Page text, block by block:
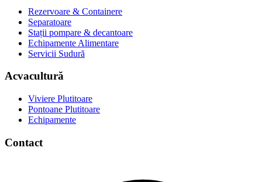
Rezervoare & Containere
Separatoare
Stații pompare & decantoare
Echipamente Alimentare
Servicii Sudură
Acvacultură
Viviere Plutitoare
Pontoane Plutitoare
Echipamente
Contact